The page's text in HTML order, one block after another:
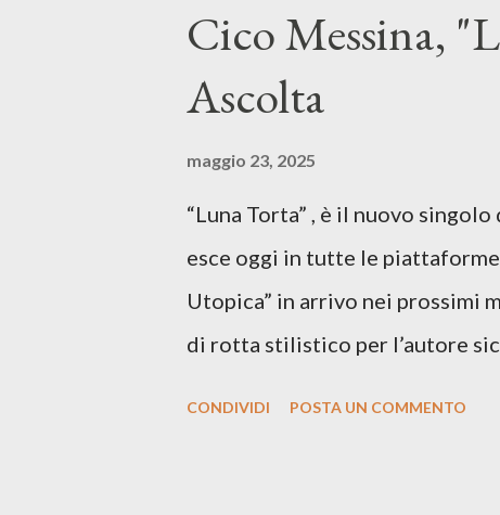
Cico Messina,
Ascolta
maggio 23, 2025
“Luna Torta” , è il nuovo
esce oggi in tutte le
Utopica” in arrivo nei prossimi
di rotta stilistico per l’autore
CONDIVIDI POSTA UN COMMENTO